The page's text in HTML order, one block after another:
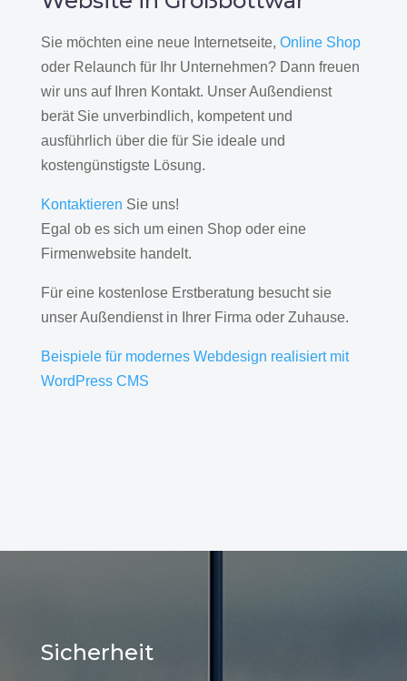
Sie möchten eine neue Internetseite, Online Shop
oder Relaunch für Ihr Unternehmen? Dann freuen
wir uns auf Ihren Kontakt. Unser Außendienst
berät Sie unverbindlich, kompetent und
ausführlich über die für Sie ideale und
kostengünstigste Lösung.
Kontaktieren Sie uns!
Egal ob es sich um einen Shop oder eine
Firmenwebsite handelt.
Für eine kostenlose Erstberatung besucht sie
unser Außendienst in Ihrer Firma oder Zuhause.
Beispiele für modernes Webdesign realisiert mit
WordPress CMS
Sicherheit